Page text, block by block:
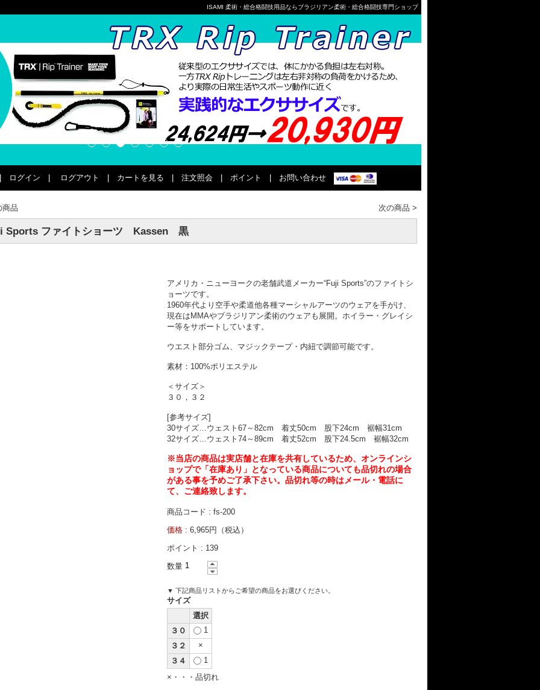
ISAMI 柔術・総合格闘技用品ならブラジリアン柔術・総合格闘技専門ショップ
ログイン ログアウト カートを見る 注文照会 ポイント お問い合わせ
商品 次の商品 >
Sports ファイトショーツ Kassen 黒
アメリカ・ニューヨークの老舗武道メーカー“Fuji Sports”のファイトシ
ョーツです。
1960年代より空手や柔道他各種マーシャルアーツのウェアを手がけ、
現在はMMAやブラジリアン柔術のウェアも展開。ホイラー・グレイシ
ー等をサポートしています。
ウエスト部分ゴム、マジックテープ・内紐で調節可能です。
素材：100%ポリエステル
＜サイズ＞
３０，３２
[参考サイズ]
30サイズ…ウェスト67～82cm 着丈50cm 股下24cm 裾幅31cm
32サイズ…ウェスト74～89cm 着丈52cm 股下24.5cm 裾幅32cm
※当店の商品は実店舗と在庫を共有しているため、 オンラインシ
ョップで「在庫あり」 となっている商品についても品切れの場合
がある事を予めご了承下さい。品切れ等の時はメール・電話に
て、ご連絡致します。
商品コード : fs-200
価格 : 6,965円（税込）
ポイント : 139
数量
▼ 下記商品リストからご希望の商品をお選びください。
サイズ
選択
３０
1
３２
×
３４
1
×・・・品切れ